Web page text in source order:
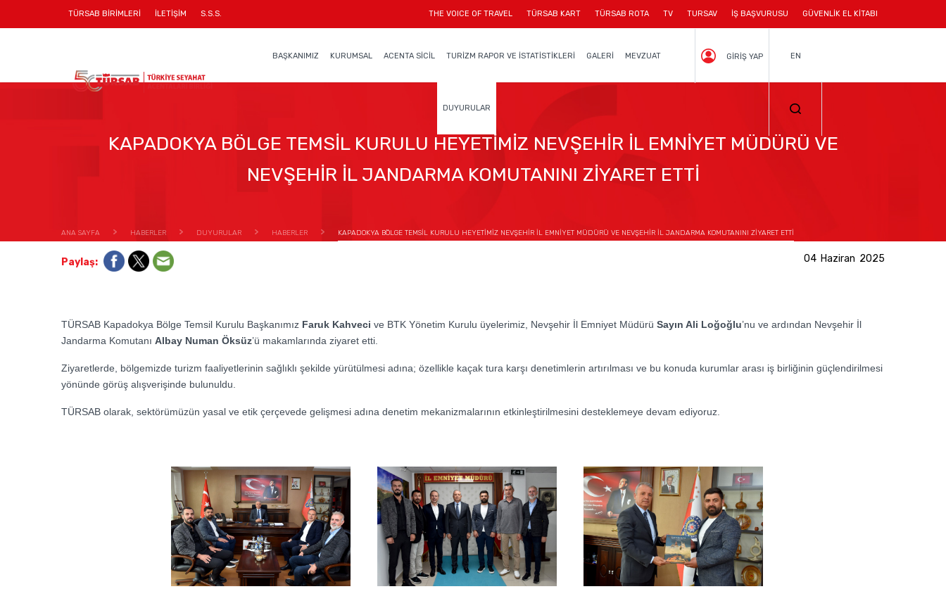
TÜRSAB BİRİMLERİ İLETİŞİM S.S.S. THE VOICE OF TRAVEL TÜRSAB KART TÜRSAB ROTA TV TURSAV İŞ BAŞVURUSU GÜVENLİK EL KİTABI
BAŞKANIMIZ KURUMSAL ACENTA SİCİL TURİZM RAPOR VE İSTATİSTİKLERİ GALERİ MEVZUAT
DUYURULAR
GİRİŞ YAP EN
KAPADOKYA BÖLGE TEMSİL KURULU HEYETİMİZ NEVŞEHİR İL EMNİYET MÜDÜRÜ VE
NEVŞEHİR İL JANDARMA KOMUTANINI ZİYARET ETTİ
ANA SAYFA HABERLER DUYURULAR HABERLER KAPADOKYA BÖLGE TEMSİL KURULU HEYETİMİZ NEVŞEHİR İL EMNİYET MÜDÜRÜ VE NEVŞEHİR İL JANDARMA KOMUTANINI ZİYARET ETTİ
04 Haziran 2025
Paylaş:
TÜRSAB Kapadokya Bölge Temsil Kurulu Başkanımız Faruk Kahveci ve BTK Yönetim Kurulu üyelerimiz, Nevşehir İl Emniyet Müdürü Sayın Ali Loğoğlu’nu ve ardından Nevşehir İl
Jandarma Komutanı Albay Numan Öksüz’ü makamlarında ziyaret etti.
Ziyaretlerde, bölgemizde turizm faaliyetlerinin sağlıklı şekilde yürütülmesi adına; özellikle kaçak tura karşı denetimlerin artırılması ve bu konuda kurumlar arası iş birliğinin güçlendirilmesi
yönünde görüş alışverişinde bulunuldu.
TÜRSAB olarak, sektörümüzün yasal ve etik çerçevede gelişmesi adına denetim mekanizmalarının etkinleştirilmesini desteklemeye devam ediyoruz.